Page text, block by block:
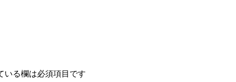
いる欄は必須項目です